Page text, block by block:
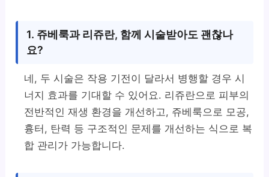
1. 쥬베룩과 리쥬란, 함께 시술받아도 괜찮나
요?
네, 두 시술은 작용 기전이 달라서 병행할 경우 시
너지 효과를 기대할 수 있어요. 리쥬란으로 피부의
전반적인 재생 환경을 개선하고, 쥬베룩으로 모공,
흉터, 탄력 등 구조적인 문제를 개선하는 식으로 복
합 관리가 가능합니다.